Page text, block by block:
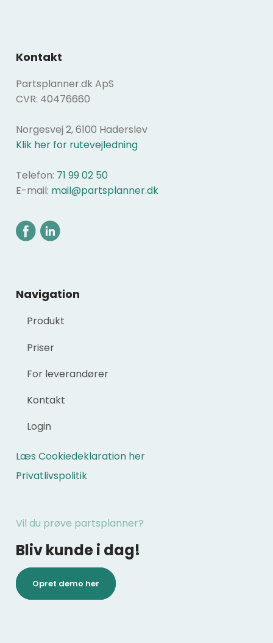
Kontakt
Partsplanner.dk ApS
CVR: 40476660
Norgesvej 2, 6100 Haderslev
Klik her for rutevejledning
Telefon: 71 99 02 50
E-mail: mail@partsplanner.dk
Navigation​
Produkt
Priser
For leverandører
Kontakt
Login
Læs Cookiedeklaration her
Privatlivspolitik
Vil du prøve partsplanner?
Bliv kunde i dag!
Opret demo her